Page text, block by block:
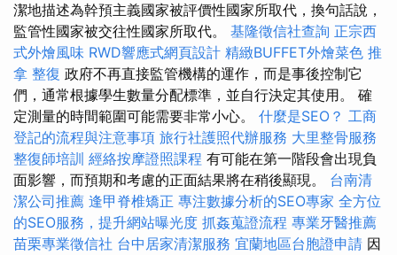
潔地描述為幹預主義國家被評價性國家所取代，換句話說，
監管性國家被交往性國家所取代。 基隆徵信社查詢 正宗西
式外燴風味 RWD響應式網頁設計 精緻BUFFET外燴菜色 推
拿 整復 政府不再直接監管機構的運作，而是事後控制它
們，通常根據學生數量分配標準，並自行決定其使用。 確
定測量的時間範圍可能需要非常小心。 什麼是SEO？ 工商
登記的流程與注意事項 旅行社護照代辦服務 大里整骨服務
整復師培訓 經絡按摩證照課程 有可能在第一階段會出現負
面影響，而預期和考慮的正面結果將在稍後顯現。 台南清
潔公司推薦 逢甲脊椎矯正 專注數據分析的SEO專家 全方位
的SEO服務，提升網站曝光度 抓姦蒐證流程 專業牙醫推薦
苗栗專業徵信社 台中居家清潔服務 宜蘭地區台胞證申請 因